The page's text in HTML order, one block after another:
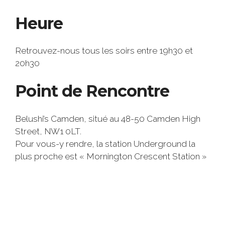
Heure
Retrouvez-nous tous les soirs entre 19h30 et
20h30
Point de Rencontre
Belushi’s Camden, situé au 48-50 Camden High
Street, NW1 0LT.
Pour vous-y rendre, la station Underground la
plus proche est « Mornington Crescent Station »